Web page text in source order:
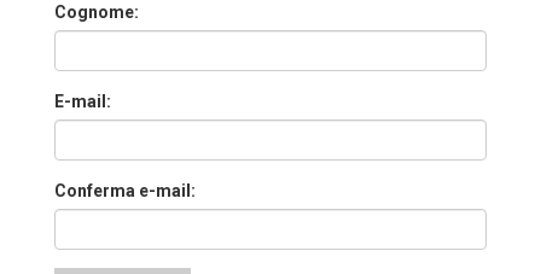
Cognome:
E-mail:
Conferma e-mail: